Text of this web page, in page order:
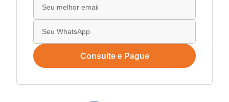
Consulte e Pague